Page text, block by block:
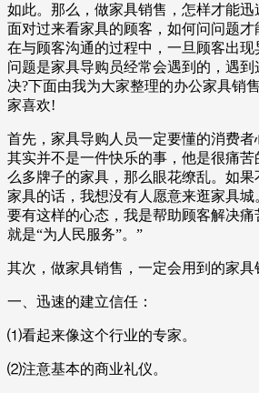
如此。那么，做家具销售，怎样才能迅
面对过来看家具的顾客，如何问问题才
在与顾客沟通的过程中，一旦顾客出现
问题是家具导购员经常会遇到的，遇
决?下面由我为大家整理的办公家具销
家喜欢!
首先，家具导购人员一定要懂的消费者
其实并不是一件快乐的事，他是很痛苦
么多牌子的家具，那么眼花缭乱。如
家具的话，我想没有人愿意来逛家具
要有这样的心态，我是帮助顾客解决
就是“为人民服务”。”
其次，做家具销售，一定会用到的家具
一、迅速的建立信任：
⑴看起来像这个行业的专家。
⑵注意基本的商业礼仪。